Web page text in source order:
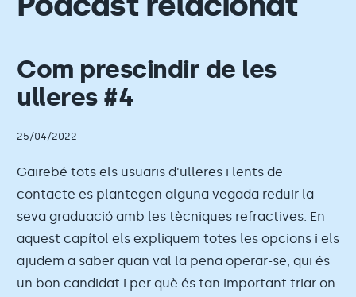
Com prescindir de les
ulleres #4
25/04/2022
Gairebé tots els usuaris d'ulleres i lents de
contacte es plantegen alguna vegada reduir la
seva graduació amb les tècniques refractives. En
aquest capítol els expliquem totes les opcions i els
ajudem a saber quan val la pena operar-se, qui és
un bon candidat i per què és tan important triar on